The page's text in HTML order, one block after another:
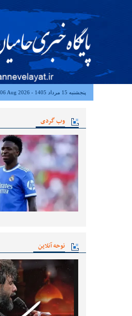
پنجشنبه 15 مرداد 1405 - Thu 06 Aug 2026
وب گردی
نوحه آنلاین